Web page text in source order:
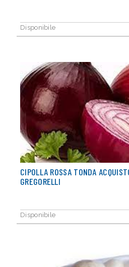
Disponibile
CIPOLLA ROSSA TONDA
GREGORELLI
Disponibile